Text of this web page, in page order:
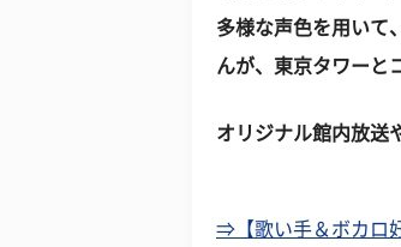
多様な声色を用いて
んが、東京タワーと
オリジナル館内放送
⇒【歌い手＆ボカロ